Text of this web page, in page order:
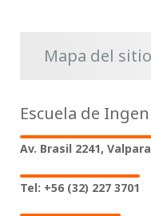
Mapa del sitio
Escuela de
Av. Brasil 2241,
Tel: +56 (32) 227 3701